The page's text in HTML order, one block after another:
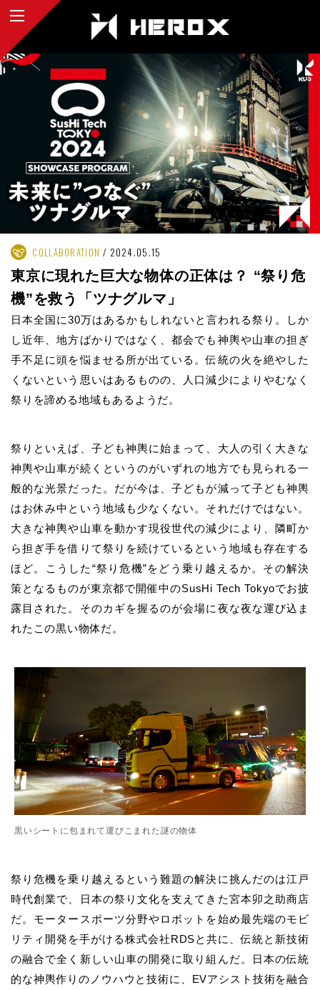
COLLABORATION 2024.05.15
東京に現れた巨大な物体の正体は？ “祭り危
機”を救う「ツナグルマ」
日本全国に30万はあるかもしれないと言われる祭り。しか
し近年、地方ばかりではなく、都会でも神輿や山車の担ぎ
手不足に頭を悩ませる所が出ている。伝統の火を絶やした
くないという思いはあるものの、人口減少によりやむなく
祭りを諦める地域もあるようだ。
祭りといえば、子ども神輿に始まって、大人の引く大きな
神輿や山車が続くというのがいずれの地方でも見られる一
般的な光景だった。だが今は、子どもが減って子ども神輿
はお休み中という地域も少なくない。それだけではない。
大きな神輿や山車を動かす現役世代の減少により、隣町か
ら担ぎ手を借りて祭りを続けているという地域も存在する
ほど。こうした“祭り危機”をどう乗り越えるか。その解決
策となるものが東京都で開催中のSusHi Tech Tokyoでお披
露目された。そのカギを握るのが会場に夜な夜な運び込ま
れたこの黒い物体だ。
黒いシートに包まれて運びこまれた謎の物体
祭り危機を乗り越えるという難題の解決に挑んだのは江戸
時代創業で、日本の祭り文化を支えてきた宮本卯之助商店
だ。モータースポーツ分野やロボットを始め最先端のモビ
リティ開発を手がける株式会社RDSと共に、伝統と新技術
の融合で全く新しい山車の開発に取り組んだ。日本の伝統
的な神輿作りのノウハウと技術に、EVアシスト技術を融合